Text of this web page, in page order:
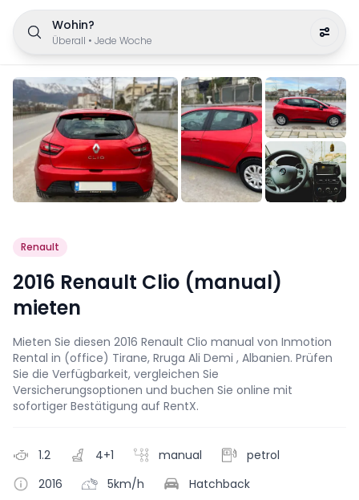
Wohin?
Überall • Jede Woche
Renault
2016 Renault Clio (manual)
mieten
Mieten Sie diesen 2016 Renault Clio manual von Inmotion
Rental in (office) Tirane, Rruga Ali Demi , Albanien. Prüfen
Sie die Verfügbarkeit, vergleichen Sie
Versicherungsoptionen und buchen Sie online mit
sofortiger Bestätigung auf RentX.
1.2 4+1 manual
petrol
2016
5km/h Hatchback